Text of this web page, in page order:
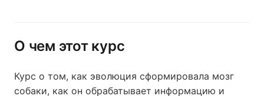
О чем этот курс
Курс о том, как эволюция сформировала мозг
собаки, как он обрабатывает информацию и